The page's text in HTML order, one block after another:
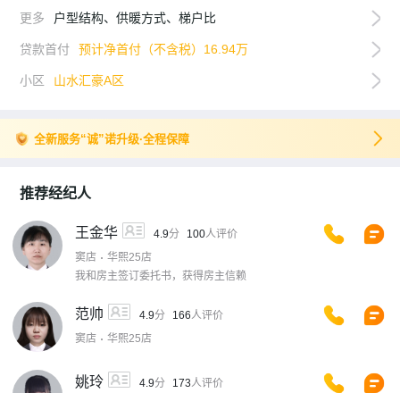
更多 户型结构、供暖方式、梯户比
贷款首付 预计净首付（不含税）16.94万
小区 山水汇豪A区
全新服务“诚”诺升级·全程保障
推荐经纪人
王金华 4.9分 100人评价
窦店
华熙25店
我和房主签订委托书，获得房主信赖
范帅 4.9分 166人评价
窦店
华熙25店
姚玲 4.9分 173人评价